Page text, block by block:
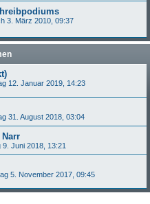
3. März 2010, 09:37
12. Januar 2019, 14:23
31. August 2018, 03:04
9. Juni 2018, 13:21
5. November 2017, 09:45